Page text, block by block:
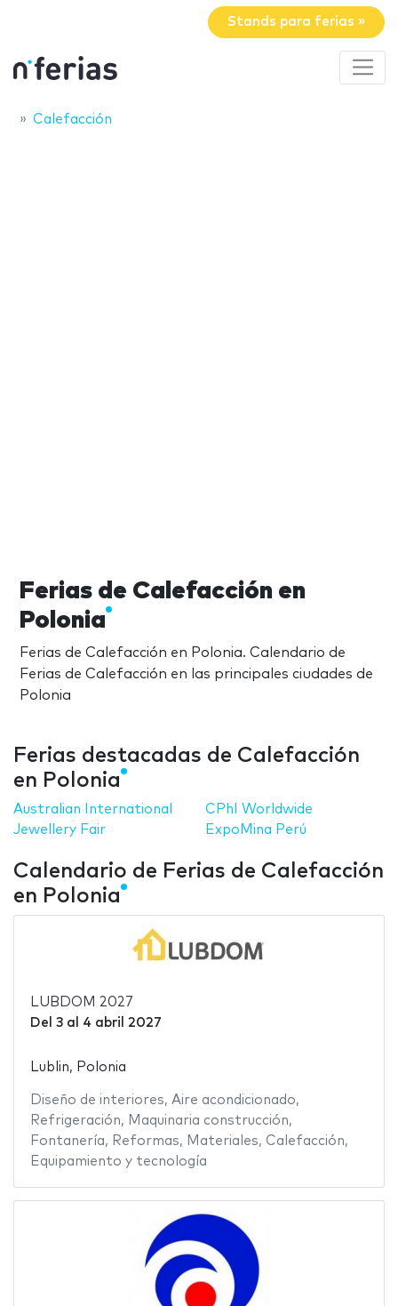
Stands para ferias »
Calefacción
Ferias de Calefacción en
Polonia
Ferias de Calefacción en Polonia. Calendario de
Ferias de Calefacción en las principales ciudades de
Polonia
Ferias destacadas de Calefacción
en Polonia
Australian International
Jewellery Fair
CPhI Worldwide
ExpoMina Perú
Calendario de Ferias de Calefacción
en Polonia
LUBDOM 2027
Del 3al 4 abril 2027
Lublin, Polonia
Diseño de interiores, Aire acondicionado,
Refrigeración, Maquinaria construcción,
Fontanería, Reformas, Materiales, Calefacción,
Equipamiento y tecnología